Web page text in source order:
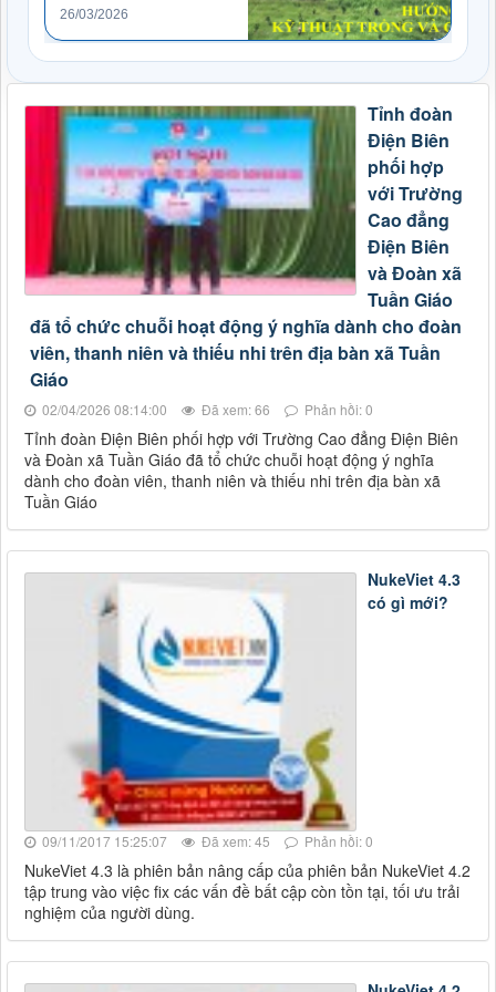
26/03/2026 8
Tỉnh đoàn
Điện Biên
phối hợp
với Trường
Cao đẳng
Điện Biên
và Đoàn xã
Tuần Giáo
đã tổ chức chuỗi hoạt động ý nghĩa dành cho đoàn
viên, thanh niên và thiếu nhi trên địa bàn xã Tuần
Giáo
02/04/2026 08:14:00 Đã xem: 66 Phản hồi: 0
Tỉnh đoàn Điện Biên phối hợp với Trường Cao đẳng Điện Biên
và Đoàn xã Tuần Giáo đã tổ chức chuỗi hoạt động ý nghĩa
dành cho đoàn viên, thanh niên và thiếu nhi trên địa bàn xã
Tuần Giáo
NukeViet 4.3
có gì mới?
09/11/2017 15:25:07 Đã xem: 45 Phản hồi: 0
NukeViet 4.3 là phiên bản nâng cấp của phiên bản NukeViet 4.2
tập trung vào việc fix các vấn đề bất cập còn tồn tại, tối ưu trải
nghiệm của người dùng.